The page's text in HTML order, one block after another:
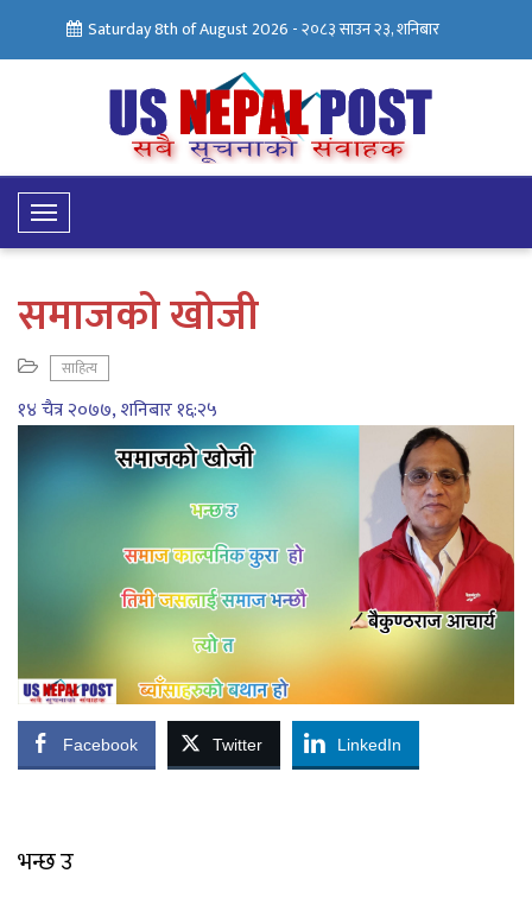
Saturday 8th of August 2026 -२०८३ साउन २३, शनिबार
Toggle
Navigation
समाजको खोजी
साहित्य
१४ चैत्र २०७७, शनिबार १६:२५
Facebook Twitter LinkedIn
भन्छउ